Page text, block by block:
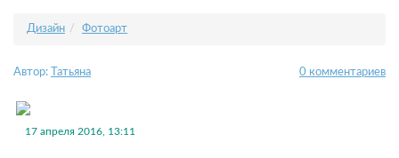
Дизайн Фотоарт
0 комментариев
Автор: Татьяна
17 апреля 2016, 13:11